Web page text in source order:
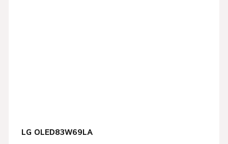
LG OLED83W69LA